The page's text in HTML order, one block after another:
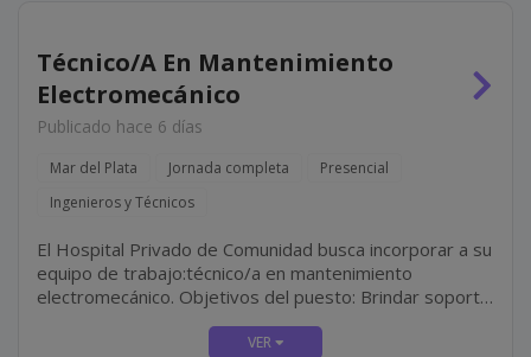
Técnico/A En Mantenimiento
Electromecánico
Publicado hace 6 días
Mar del Plata Jornada completa
Presencial
Ingenieros y Técnicos
El Hospital Privado de Comunidad busca incorporar a su
equipo de trabajo:técnico/a en mantenimiento
electromecánico. Objetivos del puesto: Brindar soporte
técnico integral a los sectores del hospital mediante
tareas de mantenimiento preventivo, correctivo y